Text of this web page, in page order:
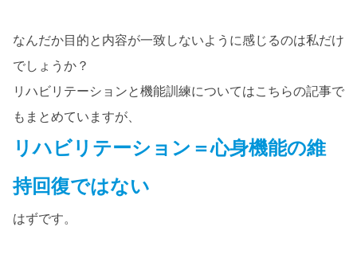
なんだか目的と内容が一致しないように感じるのは私だけ
でしょうか？
リハビリテーションと機能訓練についてはこちらの記事で
もまとめていますが、
リハビリテーション＝心身機能の維
持回復ではない
はずです。